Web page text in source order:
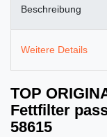
Beschreibung
Weitere Details
TOP
Fettfilter
58615